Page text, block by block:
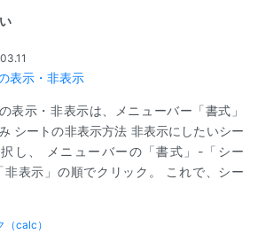
表示・非表示
表示・非表示は、メニューバー「書式」
シートの非表示方法 非表示にしたいシー
択し、 メニューバーの「書式」-「シー
非表示」の順でクリック。 これで、シー
（calc）